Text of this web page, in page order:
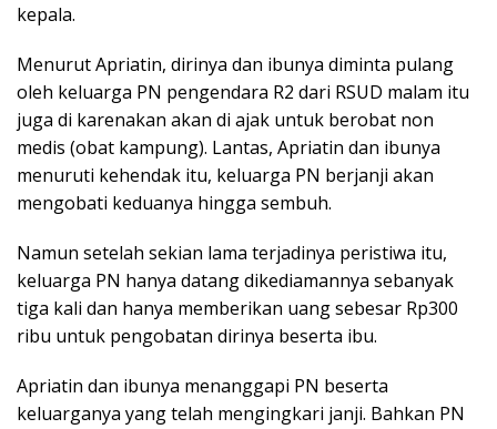
kepala.
Menurut Apriatin, dirinya dan ibunya diminta pulang
oleh keluarga PN pengendara R2 dari RSUD malam itu
juga di karenakan akan di ajak untuk berobat non
medis (obat kampung). Lantas, Apriatin dan ibunya
menuruti kehendak itu, keluarga PN berjanji akan
mengobati keduanya hingga sembuh.
Namun setelah sekian lama terjadinya peristiwa itu,
keluarga PN hanya datang dikediamannya sebanyak
tiga kali dan hanya memberikan uang sebesar Rp300
ribu untuk pengobatan dirinya beserta ibu.
Apriatin dan ibunya menanggapi PN beserta
keluarganya yang telah mengingkari janji. Bahkan PN